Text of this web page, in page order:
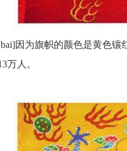
因为旗帜的颜色是黄色
万人。